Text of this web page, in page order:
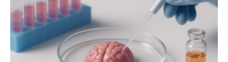
kann und wie sich durch eine Verringerung der
Herzbelastung und des oxidativen Stresses
Rhythmusstörungen reduzieren lassen. Würzburg. Die
hypertrophe Kardiomyopathie (HCM) ist die häufigste
erblich bedingte Herzerkrankung. Sie führt dazu, dass